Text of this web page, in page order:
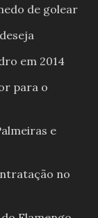
de golear
em 2014
para o
e
no